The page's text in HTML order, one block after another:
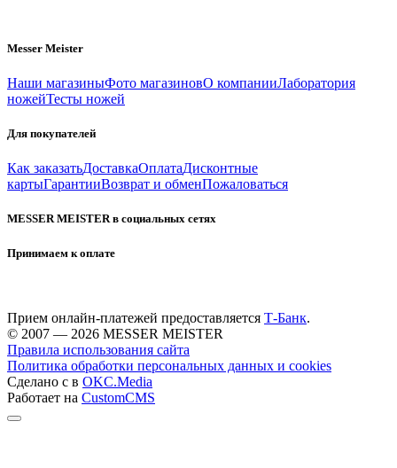
Messer Meister
Наши магазиныФото магазиновО компанииЛаборатория
ножейТесты ножей
Для покупателей
Как заказатьДоставкаОплатаДисконтные
картыГарантииВозврат и обменПожаловаться
MESSER MEISTER в социальных сетях
Принимаем к оплате
Прием онлайн-платежей предоставляется Т-Банк.
© 2007 — 2026 MESSER MEISTER
Правила использования сайта
Политика обработки персональных данных и cookies
Сделано с в OKC.Media
Работает на CustomCMS